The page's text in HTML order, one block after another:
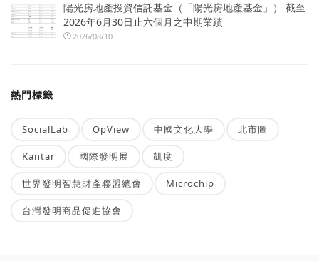
陽光房地產投資信託基金（「陽光房地產基金」） 截至
2026年6月30日止六個月之中期業績
2026/08/10
熱門標籤
SocialLab OpView 中國文化大學 北市圖
Kantar 國際發明展 凱度
世界發明智慧財產聯盟總會 Microchip
台灣發明商品促進協會